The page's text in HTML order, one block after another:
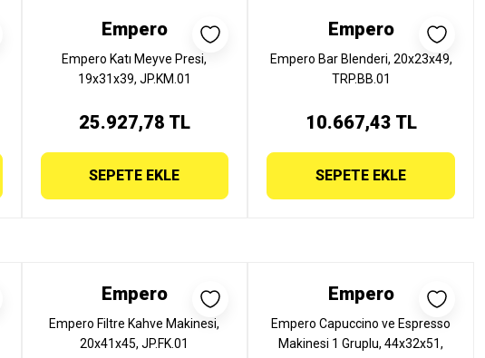
Empero
Empero Katı Meyve Presi,
19x31x39, JP.KM.01
25.927,78 TL
SEPETE EKLE
Empero
Empero Bar Blenderi, 20x23x49,
TRP.BB.01
10.667,43 TL
SEPETE EKLE
Empero
Empero Filtre Kahve Makinesi,
20x41x45, JP.FK.01
Empero
Empero Capuccino ve Espresso
Makinesi 1 Gruplu, 44x32x51,